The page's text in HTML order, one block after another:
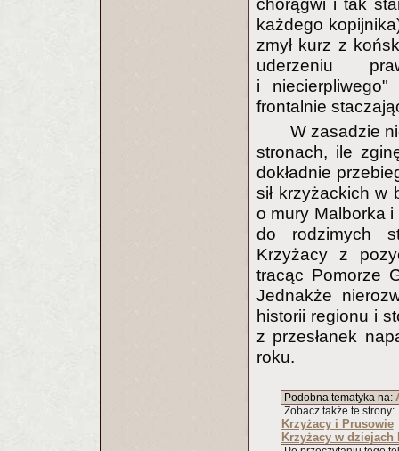
chorągwi i tak
każdego
zmył kurz z
uderzeniu
i
frontalnie
W zasadzie
stronach, ile
dokładnie
sił krzyżackich w
o mury Malborka
do rodzimych
Krzyżacy z
tracąc Pomorze
Jednakże
historii regionu i
z przesłanek
roku.
Podobna tematyka na:
Zobacz także te strony:
Krzyżacy i Prusowie
Krzyżacy w dziejach